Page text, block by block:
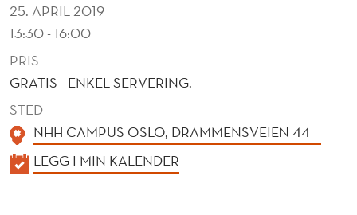
V
E
T
E
A
M
25. APRIL 2019
13:30 - 16:00
PRIS
GRATIS - ENKEL SERVERING.
STED
NHH CAMPUS OSLO, DRAMMENSVEIEN 44
K
LEGG I MIN KALENDER